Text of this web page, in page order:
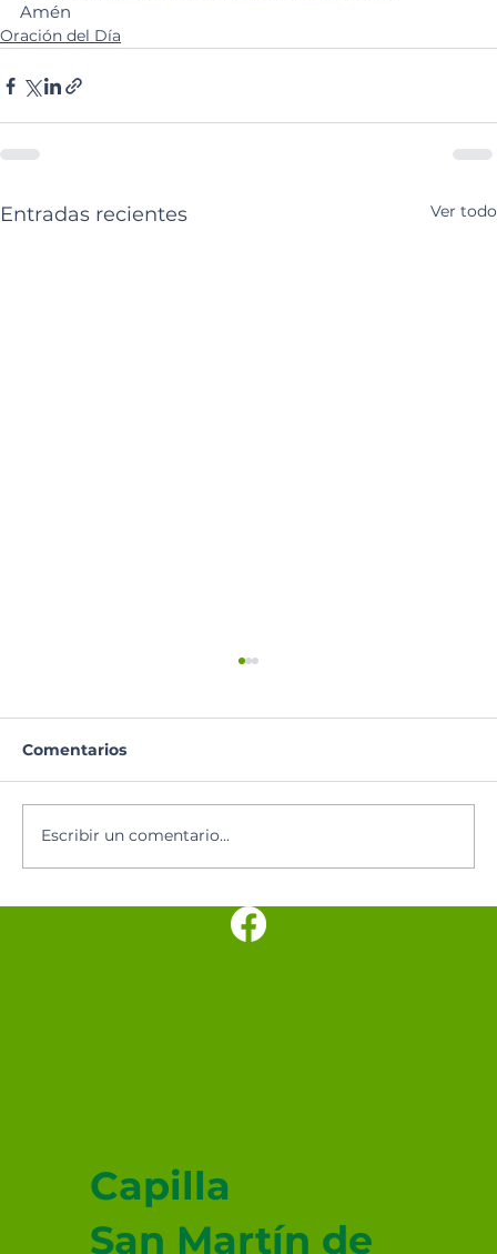
Amén
Oración del Día
Entradas recientes Ver todo
Comentarios
Escribir un comentario...
Capilla
San Martín de